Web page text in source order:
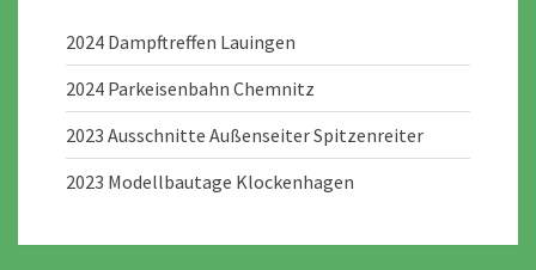
2024 Dampftreffen Lauingen
2024 Parkeisenbahn Chemnitz
2023 Ausschnitte Außenseiter Spitzenreiter
2023 Modellbautage Klockenhagen